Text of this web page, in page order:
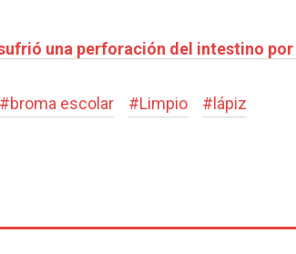
una perforación del intestino por
#broma escolar #Limpio # lápiz